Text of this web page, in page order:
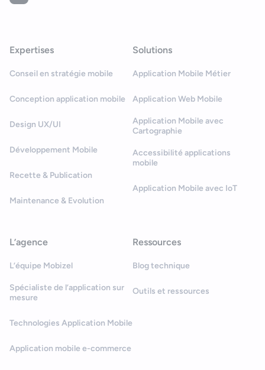
Expertises
Conseil en stratégie mobile
Conception application mobile
Design UX/UI
Développement Mobile
Recette & Publication
Maintenance & Evolution
Solutions
Application Mobile Métier
Application Web Mobile
Application Mobile avec
Cartographie
Accessibilité applications
mobile
Application Mobile avec IoT
L’agence
L’équipe Mobizel
Spécialiste de l’application sur
mesure
Technologies Application Mobile
Application mobile e-commerce
Ressources
Blog technique
Outils et ressources